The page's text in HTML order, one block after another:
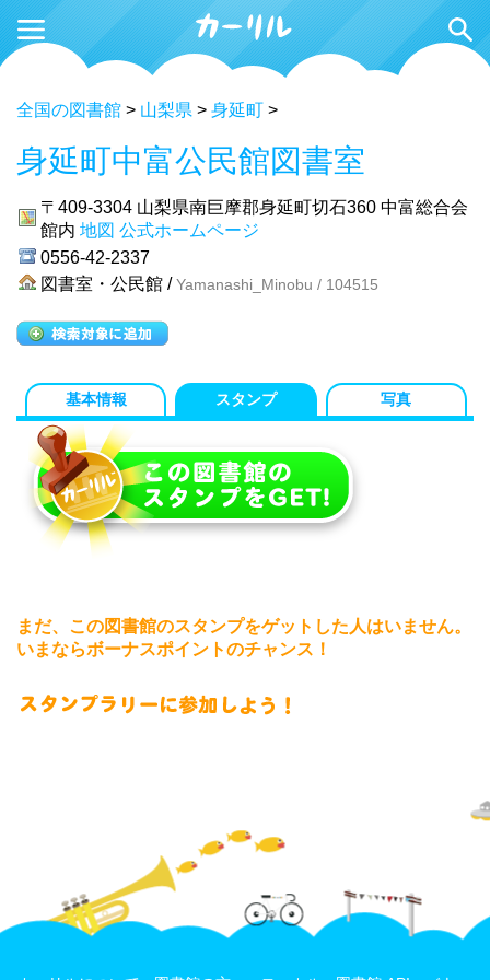
全国の図書館 > 山梨県 > 身延町 >
身延町中富公民館図書室
〒409-3304 山梨県南巨摩郡身延町切石360 中富総合会
館内 地図 公式ホームページ
0556-42-2337
図書室・公民館 / Yamanashi_Minobu / 104515
基本情報 スタンプ 写真
まだ、この図書館のスタンプをゲットした人はいません。
いまならボーナスポイントのチャンス！